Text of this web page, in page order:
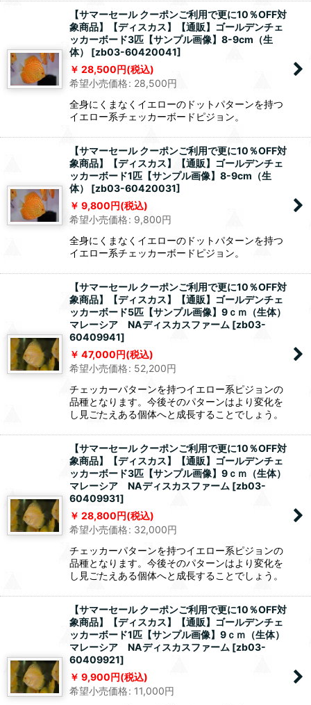
【サマーセール クーポンご利用で更に10％OFF対
象商品】【ディスカス】【通販】ゴールデンチェ
ッカーボード3匹【サンプル画像】8-9cm（生
体）
[zb03-60420041]
28,500円(税込)
希望小売価格: 28,500円
全身にくまなくイエローのドットパターンを持つ
イエロー系チェッカーボードピジョン。
【サマーセール クーポンご利用で更に10％OFF対
象商品】【ディスカス】【通販】ゴールデンチェ
ッカーボード1匹【サンプル画像】8-9cm（生
体）
[zb03-60420031]
9,800円(税込)
希望小売価格: 9,800円
全身にくまなくイエローのドットパターンを持つ
イエロー系チェッカーボードピジョン。
【サマーセール クーポンご利用で更に10％OFF対
象商品】【ディスカス】【通販】ゴールデンチェ
ッカーボード5匹【サンプル画像】9ｃｍ（生体）
マレーシア NAディスカスファーム [zb03-
60409941]
47,000円(税込)
希望小売価格: 52,200円
チェッカーパターンを持つイエロー系ピジョンの
品種となります。今後そのパターンはより変化を
し見ごたえある個体へと成長することでしょう。
【サマーセール クーポンご利用で更に10％OFF対
象商品】【ディスカス】【通販】ゴールデンチェ
ッカーボード3匹【サンプル画像】9ｃｍ（生体）
マレーシア NAディスカスファーム [zb03-
60409931]
28,800円(税込)
希望小売価格: 32,000円
チェッカーパターンを持つイエロー系ピジョンの
品種となります。今後そのパターンはより変化を
し見ごたえある個体へと成長することでしょう。
【サマーセール クーポンご利用で更に10％OFF対
象商品】【ディスカス】【通販】ゴールデンチェ
ッカーボード1匹【サンプル画像】9ｃｍ（生体）
マレーシア NAディスカスファーム [zb03-
60409921]
9,900円(税込)
希望小売価格: 11,000円